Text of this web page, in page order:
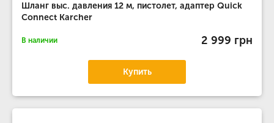
Шланг выс. давления 12 м, пистолет, адаптер Quick
Connect Karcher
В наличии 2 999 грн
Купить